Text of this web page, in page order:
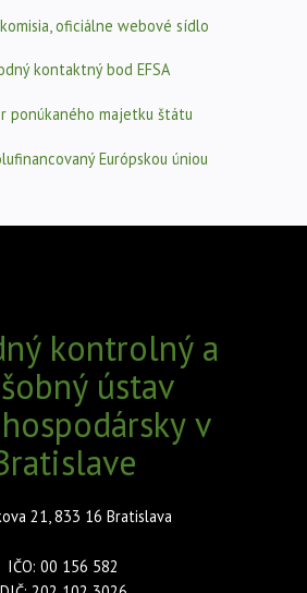
kontrolný a
ústav
v
21, 833 16 Bratislava
IČO: 00 156 582